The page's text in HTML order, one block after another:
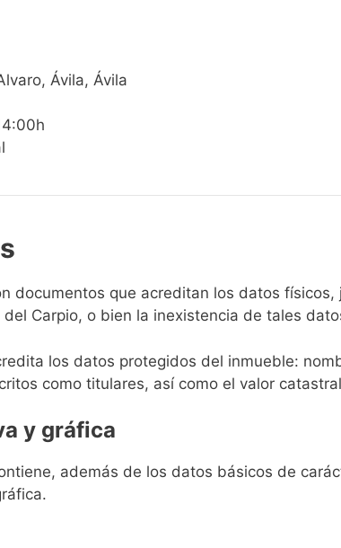
Ávila, Ávila
documentos que acreditan los datos
Carpio, o bien la inexistencia de tales
los datos protegidos del inmueble:
como titulares, así como el valor
y gráfica
además de los datos básicos de